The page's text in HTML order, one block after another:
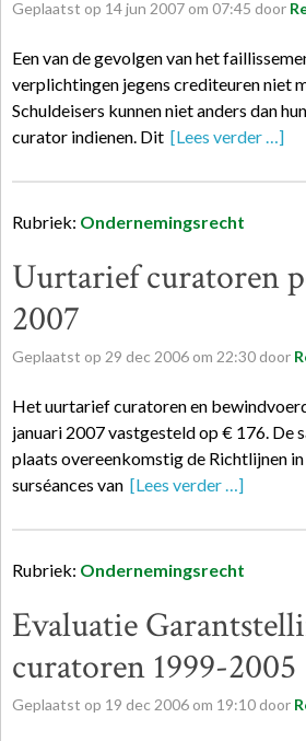
Geplaatst op 14jun 2007 om 07:45 door
Een van de gevolgen van het
verplichtingen jegens crediteuren niet
Schuldeisers kunnen niet anders dan
curator indienen. Dit [Lees verder …]
Rubriek: Ondernemingsrecht
Uurtarief curatoren
2007
Geplaatst op 29 dec 2006 om 22:30 door
Het uurtarief curatoren en
januari 2007 vastgesteld op € 176. De
plaats overeenkomstig de Richtlijnen
surséances van [Lees verder …]
Rubriek: Ondernemingsrecht
Evaluatie
curatoren 1999-2005
Geplaatst op 19 dec 2006 om 19:10 door